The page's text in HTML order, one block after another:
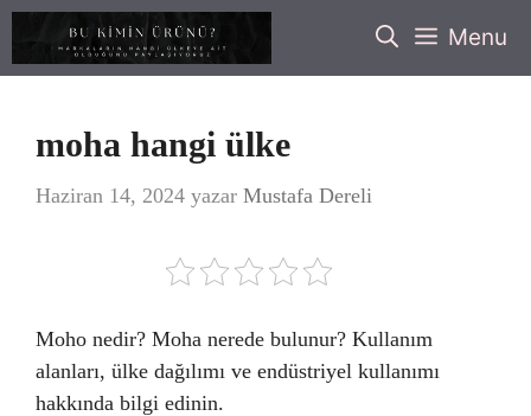
İçeriğe
Menu
moha hangi ülke
Haziran 14, 2024 yazar Mustafa Dereli
Moho nedir? Moha nerede bulunur? Kullanım
alanları, ülke dağılımı ve endüstriyel kullanımı
hakkında bilgi edinin.